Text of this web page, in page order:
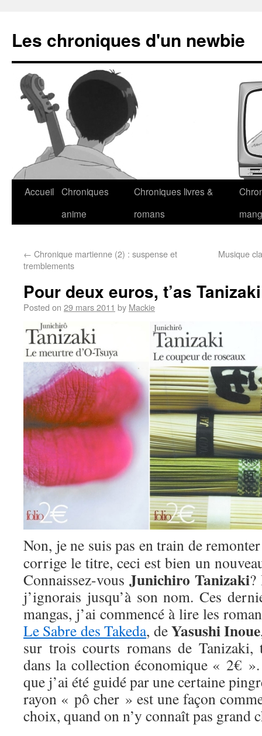
Les chroniques d'un newbie
Accueil Chroniques
anime
Chroniques livres &
romans
← Chronique martienne (2) : suspense et
tremblements
Musique
Pour deux euros, t’as Tanizaki
Posted on 29 mars 2011 by Mackie
Non, je ne suis pas en train de
corrige le titre, ceci est bien un
Connaissez-vous Junichiro Tanizaki?
j’ignorais jusqu’à son nom. Ces
mangas, j’ai commencé à lire les
Le Sabre des Takeda, deYasushi Inoue
sur trois courts romans de Tanizaki,
dans la collection économique « 2€
que j’ai été guidé par une certaine
rayon « pô cher » est une façon
choix, quand on n’y connaît pas grand